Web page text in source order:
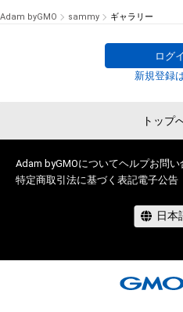
Adam byGMO sammy ギャラリー
ログ
新規登録
トップ
Adam byGMOについてヘルプお問い
特定商取引法に基づく表記電子公告